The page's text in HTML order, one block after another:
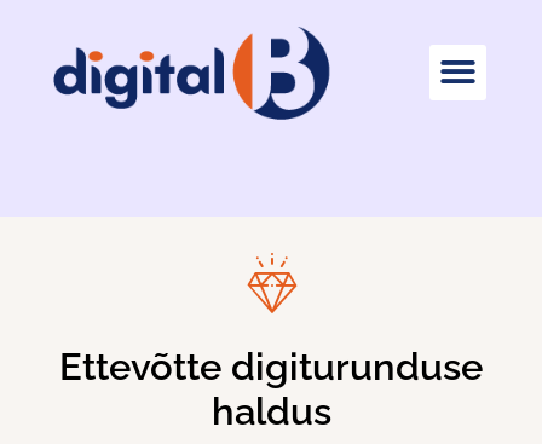
Ettevõtte digiturunduse
haldus